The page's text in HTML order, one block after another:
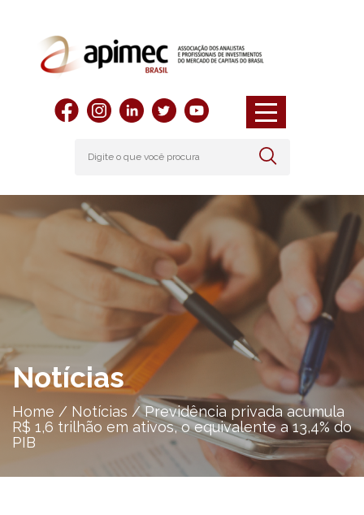
Notícias
Home / Notícias /Previdência privada acumula
R$ 1,6 trilhão em ativos, o equivalente a 13,4% do
PIB